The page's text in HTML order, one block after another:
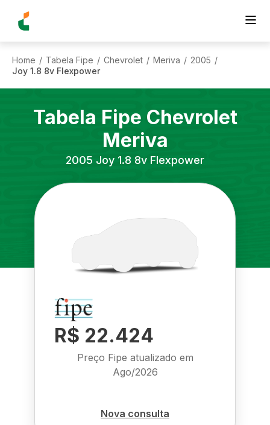
Home / Tabela Fipe / Chevrolet / Meriva / 2005 /
Joy 1.8 8v Flexpower
Tabela Fipe Chevrolet
Meriva
2005 Joy 1.8 8v Flexpower
R$ 22.424
Preço Fipe atualizado em
Ago/2026
Nova consulta